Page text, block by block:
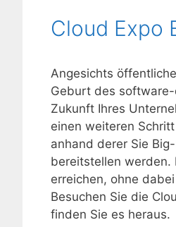
Cloud Expo
Angesichts
Geburt des
Zukunft Ihres
einen weiteren
anhand derer Sie
bereitstellen werden.
erreichen, ohne
Besuchen Sie die
finden Sie es heraus.